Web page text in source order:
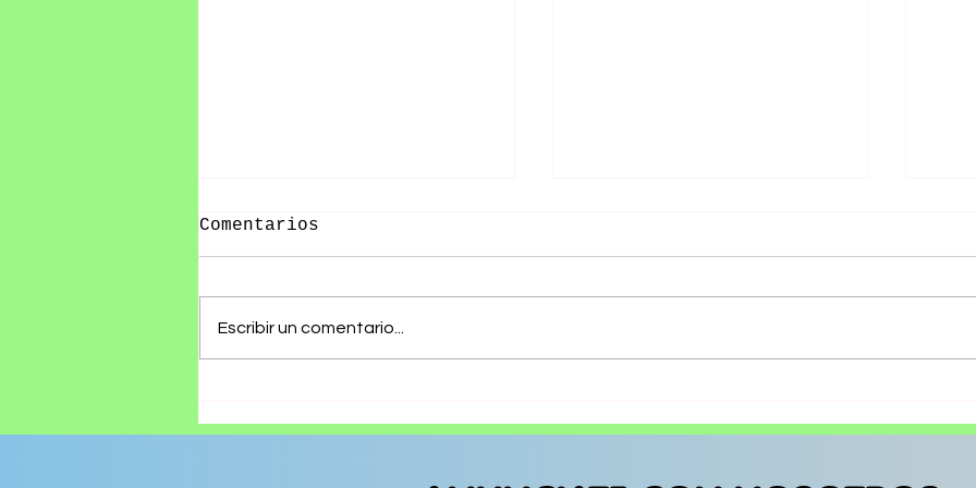
Ciudad de México
Comentarios
Escribir un comentario...